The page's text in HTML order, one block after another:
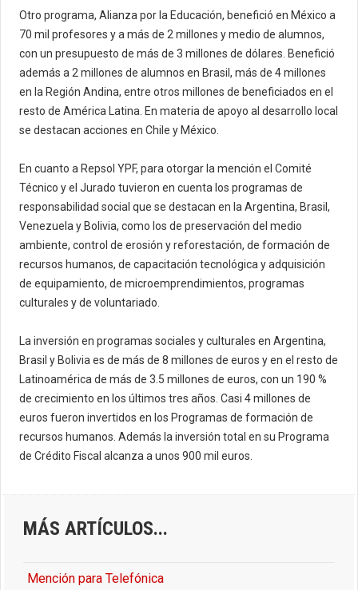
Otro programa, Alianza por la Educación, benefició en México a
70 mil profesores y a más de 2 millones y medio de alumnos,
con un presupuesto de más de 3 millones de dólares. Benefició
además a 2 millones de alumnos en Brasil, más de 4 millones
en la Región Andina, entre otros millones de beneficiados en el
resto de América Latina. En materia de apoyo al desarrollo local
se destacan acciones en Chile y México.
En cuanto a Repsol YPF, para otorgar la mención el Comité
Técnico y el Jurado tuvieron en cuenta los programas de
responsabilidad social que se destacan en la Argentina, Brasil,
Venezuela y Bolivia, como los de preservación del medio
ambiente, control de erosión y reforestación, de formación de
recursos humanos, de capacitación tecnológica y adquisición
de equipamiento, de microemprendimientos, programas
culturales y de voluntariado.
La inversión en programas sociales y culturales en Argentina,
Brasil y Bolivia es de más de 8 millones de euros y en el resto de
Latinoamérica de más de 3.5 millones de euros, con un 190 %
de crecimiento en los últimos tres años. Casi 4 millones de
euros fueron invertidos en los Programas de formación de
recursos humanos. Además la inversión total en su Programa
de Crédito Fiscal alcanza a unos 900 mil euros.
MÁS ARTÍCULOS...
Mención para Telefónica